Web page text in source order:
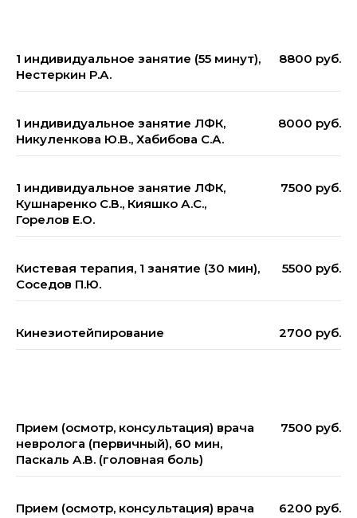
1 индивидуальное занятие (55 минут),
Нестеркин Р.А.
8800 руб.
1 индивидуальное занятие ЛФК,
Никуленкова Ю.В., Хабибова С.А.
8000 руб.
1 индивидуальное занятие ЛФК,
Кушнаренко С.В., Кияшко А.С.,
Горелов Е.О.
7500 руб.
Кистевая терапия, 1 занятие (30 мин),
Соседов П.Ю.
5500 руб.
Кинезиотейпирование 2700 руб.
Прием (осмотр, консультация) врача
невролога (первичный), 60 мин,
Паскаль А.В. (головная боль)
7500 руб.
Прием (осмотр, консультация) врача
6200 руб.